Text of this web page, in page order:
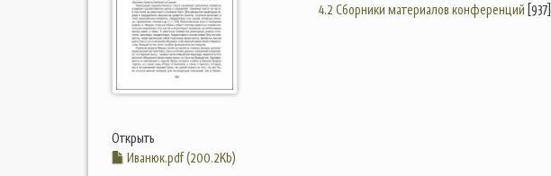
Открыть
Иванюк.pdf (200.2Kb)
4.2 Сборники материалов конференций [937]